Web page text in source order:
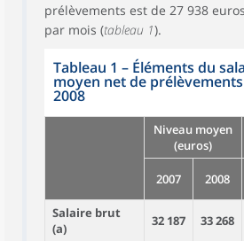
prélèvements est de 27 938
par mois (tableau 1).
Tableau 1 – Éléments du
moyen net de
2008
Niveau moyen
(euros)
2007 2008
Salaire brut
(a)
32 187 33 268